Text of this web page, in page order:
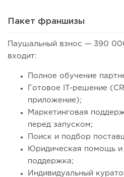
Пакет франшизы
Паушальный взнос — 390
входит:
Полное обучение
Готовое IT-решение
приложение);
Маркетинговая
перед запуском;
Поиск и подбор
Юридическая помощь и
поддержка;
Индивидуальный